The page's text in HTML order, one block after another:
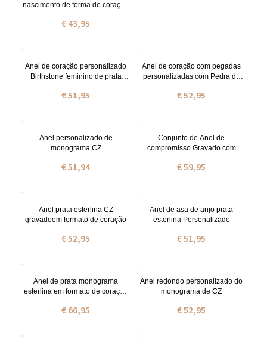
nascimento de forma de coração
€ 43,95
Anel de coração personalizado
Birthstone feminino de prata
€ 51,95
Anel de coração com pegadas
personalizadas com Pedra do
€ 52,95
Anel personalizado de
monograma CZ
€ 51,94
Conjunto de Anel de
compromisso Gravado com
€ 59,95
Anel prata esterlina CZ
gravadoem formato de coração
€ 52,95
Anel de asa de anjo prata
esterlina Personalizado
€ 51,95
Anel de prata monograma
esterlina em formato de coração
€ 66,95
Anel redondo personalizado do
monograma de CZ
€ 52,95